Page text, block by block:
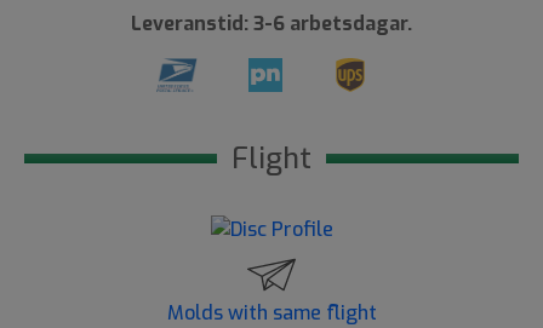
Leveranstid: 3-6 arbetsdagar.
Flight
Molds with same flight